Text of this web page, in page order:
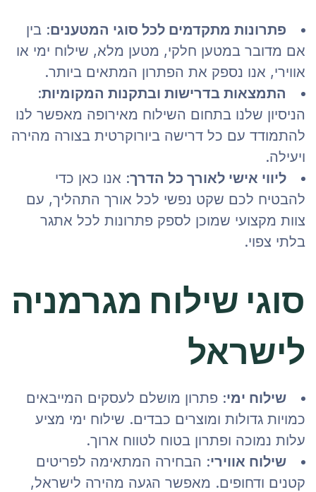
פתרונות מתקדמים לכל סוגי המטענים: בין
אם מדובר במטען חלקי, מטען מלא, שילוח ימי או
אווירי, אנו נספק את הפתרון המתאים ביותר.
התמצאות בדרישות ובתקנות המקומיות:
הניסיון שלנו בתחום השילוח מאירופה מאפשר לנו
להתמודד עם כל דרישה ביורוקרטית בצורה מהירה
ויעילה.
ליווי אישי לאורך כל הדרך: אנו כאן כדי
להבטיח לכם שקט נפשי לכל אורך התהליך, עם
צוות מקצועי שמוכן לספק פתרונות לכל אתגר
בלתי צפוי.
סוגי שילוח מגרמניה
לישראל
שילוח ימי: פתרון מושלם לעסקים המייבאים
כמויות גדולות ומוצרים כבדים. שילוח ימי מציע
עלות נמוכה ופתרון בטוח לטווח ארוך.
שילוח אווירי: הבחירה המתאימה לפריטים
קטנים ודחופים. מאפשר הגעה מהירה לישראל,